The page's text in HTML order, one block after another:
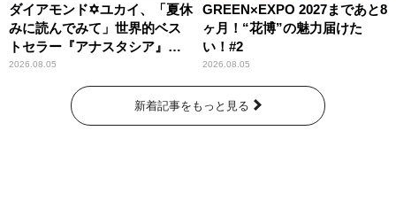
ダイアモンド✡ユカイ、「夏休
みに読んでみて」世界的ベス
トセラー『アナスタシア』を
紹介
2026.08.05
GREEN×EXPO 2027まであと8
ヶ月！“花博”の魅力届けた
い！#2
2026.08.05
新着記事をもっと見る